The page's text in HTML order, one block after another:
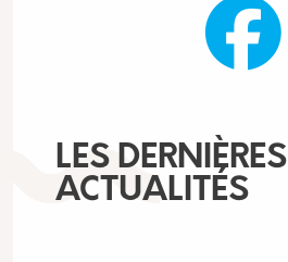
LES DERNIÈRES
ACTUALITÉS